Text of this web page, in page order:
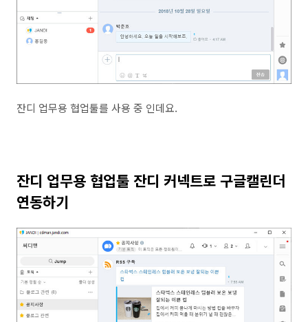
잔디 업무용 협업툴를 사용 중 인데요.
잔디 업무용 협업툴 잔디 커넥트로 구글캘린더
연동하기